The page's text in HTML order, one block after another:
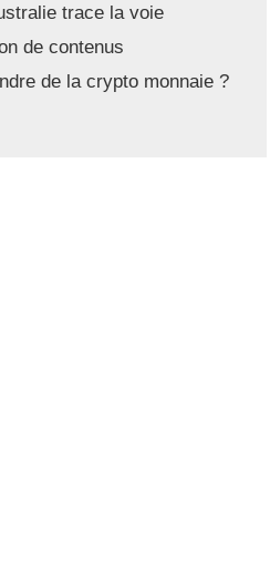
trace la voie
de contenus
de la crypto monnaie ?